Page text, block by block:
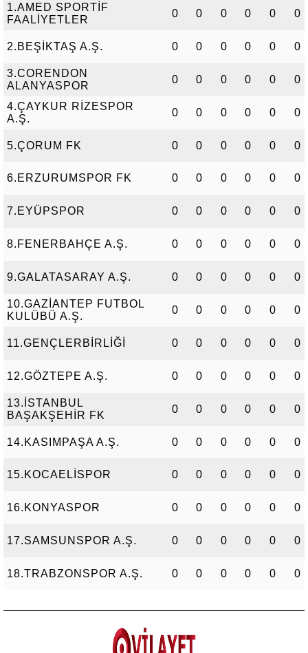
1.AMED SPORTİF
FAALİYETLER
0 0 0 0 0 0
2.BEŞİKTAŞ A.Ş. 0 0 0 0 0 0
3.CORENDON
ALANYASPOR
0 0 0 0 0 0
4.ÇAYKUR RİZESPOR
A.Ş.
0 0 0 0 0 0
5.ÇORUM FK 0 0 0 0 0 0
6.ERZURUMSPOR FK 0 0 0 0 0 0
7.EYÜPSPOR 0 0 0 0 0 0
8.FENERBAHÇE A.Ş. 0 0 0 0 0 0
9.GALATASARAY A.Ş. 0 0 0 0 0 0
10.GAZİANTEP FUTBOL
KULÜBÜ A.Ş.
0 0 0 0 0 0
11.GENÇLERBİRLİĞİ 0 0 0 0 0 0
12.GÖZTEPE A.Ş. 0 0 0 0 0 0
13.İSTANBUL
BAŞAKŞEHİR FK
0 0 0 0 0 0
14.KASIMPAŞA A.Ş. 0 0 0 0 0 0
15.KOCAELİSPOR 0 0 0 0 0 0
16.KONYASPOR 0 0 0 0 0 0
17.SAMSUNSPOR A.Ş. 0 0 0 0 0 0
18.TRABZONSPOR A.Ş. 0 0 0 0 0 0